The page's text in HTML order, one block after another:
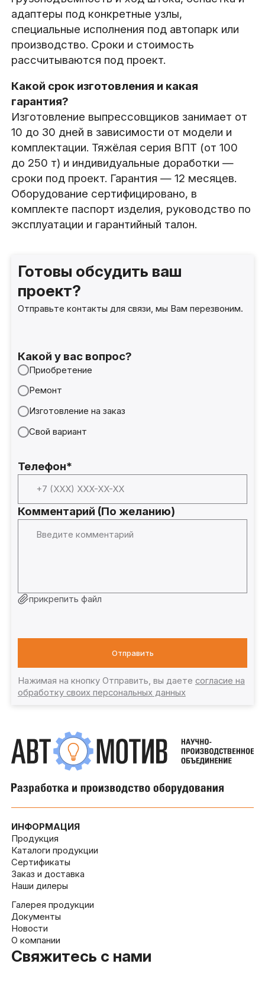
адаптеры под конкретные узлы,
специальные исполнения под автопарк или
производство. Сроки и стоимость
рассчитываются под проект.
Какой срок изготовления и какая
гарантия?
Изготовление выпрессовщиков занимает от
10 до 30 дней в зависимости от модели и
комплектации. Тяжёлая серия ВПТ (от 100
до 250 т) и индивидуальные доработки —
сроки под проект. Гарантия — 12 месяцев.
Оборудование сертифицировано, в
комплекте паспорт изделия, руководство по
эксплуатации и гарантийный талон.
Готовы обсудить ваш
проект?
Отправьте контакты для связи, мы Вам перезвоним.
Какой у вас вопрос?
Приобретение
Ремонт
Изготовление на заказ
Свой вариант
Телефон*
Комментарий (По желанию)
прикрепить файл
Отправить
Нажимая на кнопку Отправить, вы даете согласие на
обработку своих персональных данных
ИНФОРМАЦИЯ
Продукция
Каталоги продукции
Сертификаты
Заказ и доставка
Наши дилеры
Галерея продукции
Документы
Новости
О компании
Свяжитесь с нами